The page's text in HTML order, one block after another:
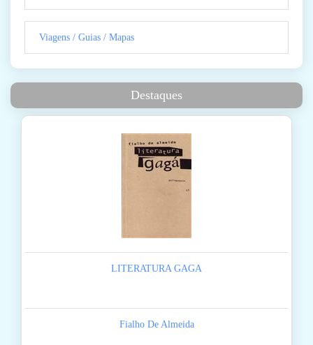
Viagens / Guias / Mapas
Destaques
LITERATURA GAGA
Fialho De Almeida